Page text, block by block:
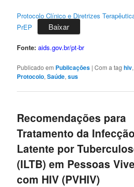
Protocolo Clínico e Diretrizes
PrEP
Baixar
Fonte: aids.gov.br/pt-br
Publicado em Publicações |Com a taghiv
Protocolo,Saúde,sus
Recomendações para
Tratamento da Infecção
Latente por
(ILTB) em Pessoas
com HIV (PVHIV)